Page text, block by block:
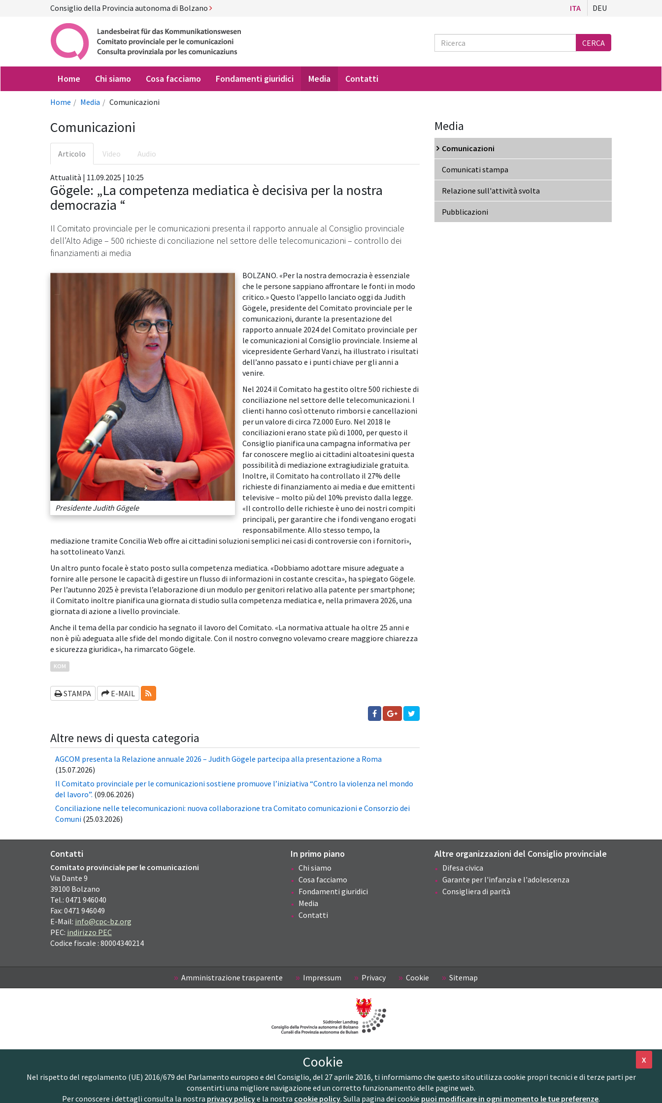
Consiglio della Provincia autonoma di Bolzano ITA DEU
Ricerca
CERCA
Home Chi siamo Cosa facciamo Fondamenti giuridici Media Contatti
Home Media Comunicazioni
Comunicazioni
Articolo Video Audio
Attualità | 11.09.2025 | 10:25
Gögele: „La competenza mediatica è decisiva per la nostra
democrazia “
Il Comitato provinciale per le comunicazioni presenta il rapporto annuale al Consiglio provinciale
dell’Alto Adige – 500 richieste di conciliazione nel settore delle telecomunicazioni – controllo dei
finanziamenti ai media
Presidente Judith Gögele
BOLZANO. «Per la nostra democrazia è essenziale
che le persone sappiano affrontare le fonti in modo
critico.» Questo l’appello lanciato oggi da Judith
Gögele, presidente del Comitato provinciale per le
comunicazioni, durante la presentazione del
rapporto annuale 2024 del Comitato provinciale per
le comunicazioni al Consiglio provinciale. Insieme al
vicepresidente Gerhard Vanzi, ha illustrato i risultati
dell’anno passato e i punti chiave per gli anni a
venire.
Nel 2024 il Comitato ha gestito oltre 500 richieste di
conciliazione nel settore delle telecomunicazioni. I
clienti hanno così ottenuto rimborsi e cancellazioni
per un valore di circa 72.000 Euro. Nel 2018 le
conciliazioni erano state più di 1000, per questo il
Consiglio pianifica una campagna informativa per
far conoscere meglio ai cittadini altoatesini questa
possibilità di mediazione extragiudiziale gratuita.
Inoltre, il Comitato ha controllato il 27% delle
richieste di finanziamento ai media e due emittenti
televisive – molto più del 10% previsto dalla legge.
«Il controllo delle richieste è uno dei nostri compiti
principali, per garantire che i fondi vengano erogati
responsabilmente. Allo stesso tempo, la
mediazione tramite Concilia Web offre ai cittadini soluzioni semplici nei casi di controversie con i fornitori»,
ha sottolineato Vanzi.
Un altro punto focale è stato posto sulla competenza mediatica. «Dobbiamo adottare misure adeguate a
fornire alle persone le capacità di gestire un flusso di informazioni in costante crescita», ha spiegato Gögele.
Per l’autunno 2025 è prevista l’elaborazione di un modulo per genitori relativo alla patente per smartphone;
il Comitato inoltre pianifica una giornata di studio sulla competenza mediatica e, nella primavera 2026, una
giornata di azione a livello provinciale.
Anche il tema della par condicio ha segnato il lavoro del Comitato. «La normativa attuale ha oltre 25 anni e
non è più adeguata alle sfide del mondo digitale. Con il nostro convegno volevamo creare maggiore chiarezza
e sicurezza giuridica», ha rimarcato Gögele.
KOM
STAMPA E-MAIL RSS-FEEDS
Altre news di questa categoria
AGCOM presenta la Relazione annuale 2026 – Judith Gögele partecipa alla presentazione a Roma
(15.07.2026)
Il Comitato provinciale per le comunicazioni sostiene promuove l’iniziativa “Contro la violenza nel mondo
del lavoro”. (09.06.2026)
Conciliazione nelle telecomunicazioni: nuova collaborazione tra Comitato comunicazioni e Consorzio dei
Comuni (25.03.2026)
Media
Comunicazioni
Comunicati stampa
Relazione sull'attività svolta
Pubblicazioni
Contatti
Comitato provinciale per le comunicazioni
Via Dante 9
39100 Bolzano
Tel.: 0471 946040
Fax: 0471 946049
E-Mail: info@cpc-bz.org
PEC: indirizzo PEC
Codice fiscale : 80004340214
In primo piano
Chi siamo
Cosa facciamo
Fondamenti giuridici
Media
Contatti
Altre organizzazioni del Consiglio provinciale
Difesa civica
Garante per l'infanzia e l'adolescenza
Consigliera di parità
Amministrazione trasparente Impressum Privacy Cookie Sitemap
X
Cookie
Nel rispetto del regolamento (UE) 2016/679 del Parlamento europeo e del Consiglio, del 27 aprile 2016, ti informiamo che questo sito utilizza cookie propri tecnici e di terze parti per
consentirti una migliore navigazione ed un corretto funzionamento delle pagine web.
Per conoscere i dettagli consulta la nostra privacy policye la nostra cookie policy. Sulla pagina dei cookie puoi modificare in ogni momento le tue preferenze.